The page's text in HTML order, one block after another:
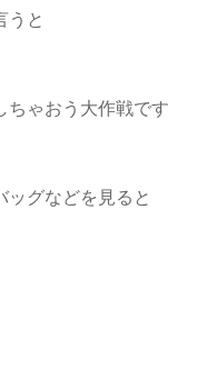
うと
ちゃおう大作戦です
ッグなどを見ると